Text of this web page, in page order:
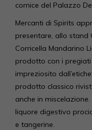
cornice del Palazzo
Mercanti di Spirits
presentare, allo stand
Corricella Mandarino
prodotto con i pregiati
impreziosito
prodotto classico
anche in
liquore digestivo
e tangerine.